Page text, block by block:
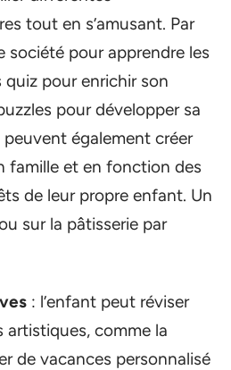
tout en s’amusant. Par
société pour apprendre les
pour enrichir son
pour développer sa
également créer
famille et en fonction des
de leur propre enfant. Un
sur la pâtisserie par
: l’enfant peut réviser
artistiques, comme la
de vacances personnalisé